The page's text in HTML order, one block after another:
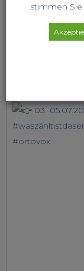
stimmen Sie